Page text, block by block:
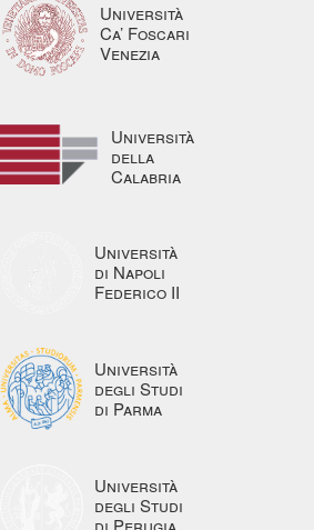
Università
Ca’ Foscari
Venezia
Università
della
Calabria
Università
di Napoli
Federico II
Università
degli Studi
di Parma
Università
degli Studi
di Perugia